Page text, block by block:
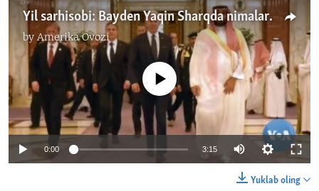
Yil sarhisobi: Bayden Yaqin Sharqda nimalarga erishdi?
by Amerika Ovozi
No media source currently available
0:00 3:15
Yuklab oling